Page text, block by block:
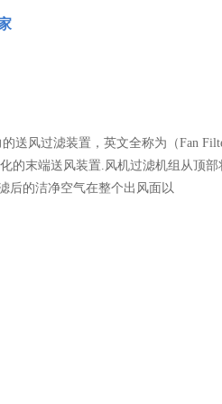
送风过滤装置，英文全称为（Fan
的末端送风装置.风机过滤机组从顶部
后的洁净空气在整个出风面以